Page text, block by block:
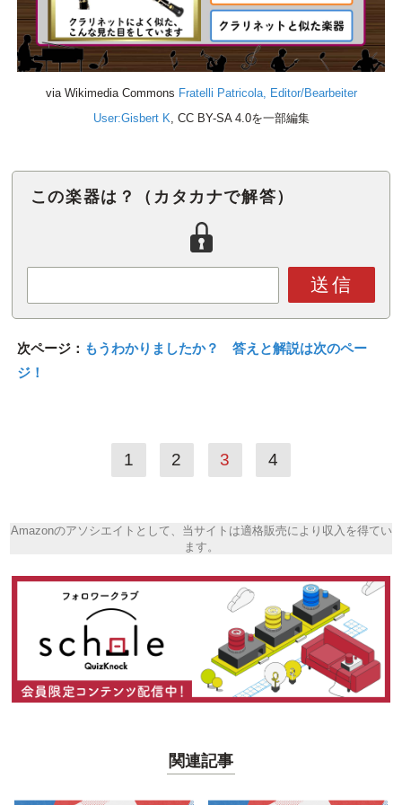
via Wikimedia Commons Fratelli Patricola, Editor/Bearbeiter
User:Gisbert K , CC BY-SA 4.0を一部編集
この楽器は？（カタカナで解答）
送信
次ページ： もうわかりましたか？ 答えと解説は次のペー
ジ！
1 2 3 4
Amazonのアソシエイトとして、当サイトは適格販売により収入を得てい
ます。
関連記事